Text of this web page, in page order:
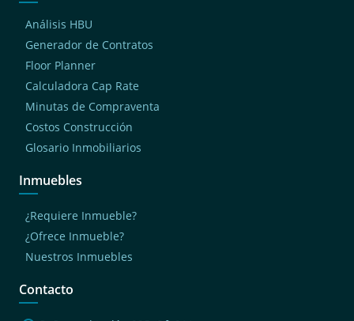
Análisis HBU
Generador de Contratos
Floor Planner
Calculadora Cap Rate
Minutas de Compraventa
Costos Construcción
Glosario Inmobiliarios
Inmuebles
¿Requiere Inmueble?
¿Ofrece Inmueble?
Nuestros Inmuebles
Contacto